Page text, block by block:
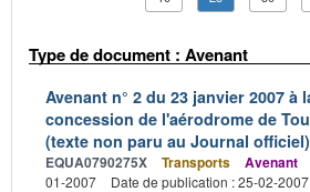
Type de document : Avenant
Avenant n° 2 du 23 janvier 2007 à
concession de l'aérodrome de
(texte non paru au Journal officiel)
EQUA0790275X Transports Avenant
01-2007
Date de publication : 25-02-2007